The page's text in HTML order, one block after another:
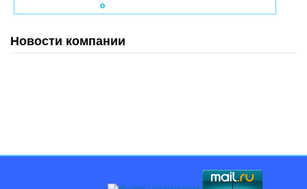
о
Новости компании